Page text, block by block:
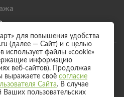
для повышения удобства
(далее — Сайт) и с целью
использует файлы «cookie»
информацию
веб-сайтов). Продолжая
выражаете своё согласие
Сайта. В случае
Ваших пользовательских